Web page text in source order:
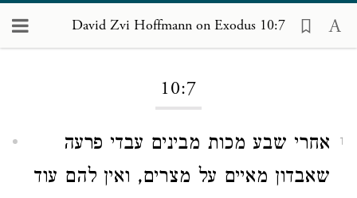
David Zvi Hoffmann on Exodus 10:7
10:7
1
אחרי שבע מכות מבינים עבדי פרעה
שאבדון מאיים על מצרים, ואין להם עוד